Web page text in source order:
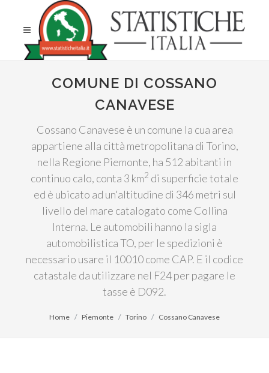
COMUNE DI COSSANO
CANAVESE
Cossano Canavese è un comune la cua area
appartiene alla città metropolitana di Torino,
nella Regione Piemonte, ha 512 abitanti in
continuo calo, conta 3 km2 di superficie totale
ed è ubicato ad un'altitudine di 346 metri sul
livello del mare catalogato come Collina
Interna. Le automobili hanno la sigla
automobilistica TO, per le spedizioni è
necessario usare il 10010 come CAP. E il codice
catastale da utilizzare nel F24 per pagare le
tasse è D092.
Home Piemonte Torino Cossano Canavese